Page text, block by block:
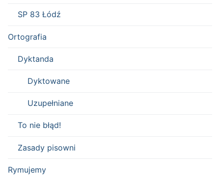
SP 83 Łódź
Ortografia
Dyktanda
Dyktowane
Uzupełniane
To nie błąd!
Zasady pisowni
Rymujemy